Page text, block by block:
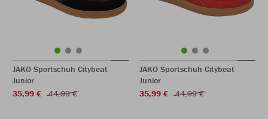
JAKO Sportschuh Citybeat
Junior
35,99 €
44,99 €
JAKO Sportschuh Citybeat
Junior
35,99 €
44,99 €